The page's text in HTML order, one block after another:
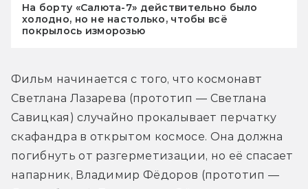
На борту «Салюта-7» действительно было
холодно, но не настолько, чтобы всё
покрылось изморозью
Фильм начинается с того, что космонавт
Светлана Лазарева (прототип — Светлана
Савицкая) случайно прокалывает перчатку
скафандра в открытом космосе. Она должна
погибнуть от разгерметизации, но её спасает
напарник, Владимир Фёдоров (прототип —